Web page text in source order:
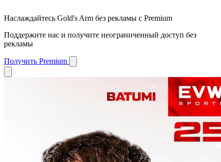
Наслаждайтесь Gold's Arm без рекламы с Premium
Поддержите нас и получите неограниченный доступ без
рекламы
Получить Premium